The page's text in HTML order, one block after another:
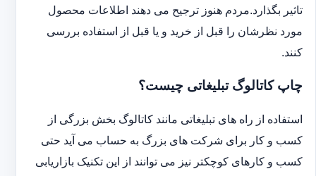
تاثیر بگذارد.مردم هنوز ترجیح می دهند اطلاعات محصول
مورد نظرشان را قبل از خرید و یا قبل از استفاده بررسی
کنند.
چاپ کاتالوگ تبلیغاتی چیست؟
استفاده از راه های تبلیغاتی مانند کاتالوگ بخش بزرگی از
کسب و کار برای شرکت های بزرگ به حساب می آید حتی
کسب و کارهای کوچکتر نیز می توانند از این تکنیک بازاریابی